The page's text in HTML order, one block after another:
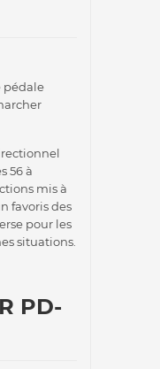
pédale
56 à
mis à
favoris des
pour les
situations.
PD-